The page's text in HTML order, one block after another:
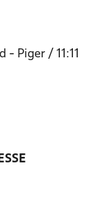
- Piger / 11:11